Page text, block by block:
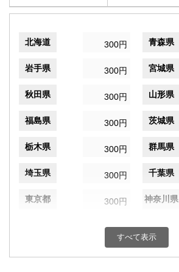
北海道 300円 青森県
岩手県 300円 宮城県
秋田県 300円 山形県
福島県 300円 茨城県
栃木県 300円 群馬県
埼玉県 300円 千葉県
東京都 300円 神奈川県
300円 富山県
すべて表示